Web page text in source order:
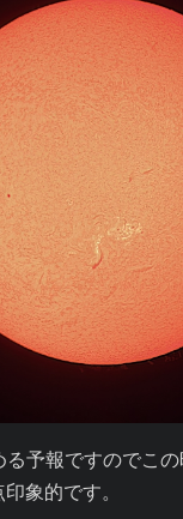
予報ですのでこ
象的です。